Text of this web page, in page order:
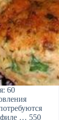
60
филе … 550